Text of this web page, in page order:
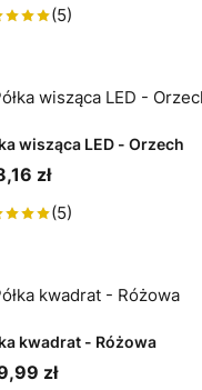
(5)
wisząca LED - Orzech
zł
(5)
kwadrat - Różowa
zł